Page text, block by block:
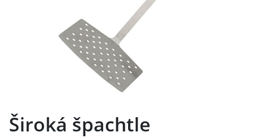
Široká špachtle